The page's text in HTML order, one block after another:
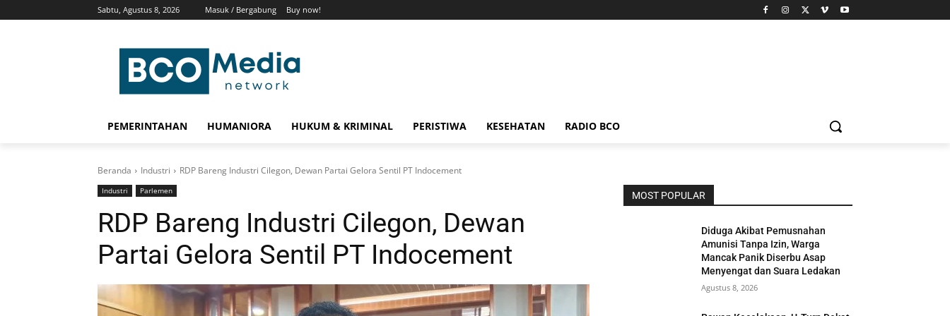
Sabtu, Agustus 8, 2026 Masuk / Bergabung Buy now!
PEMERINTAHAN HUMANIORA HUKUM & KRIMINAL PERISTIWA KESEHATAN RADIO BCO
Beranda Industri RDP Bareng Industri Cilegon, Dewan Partai Gelora Sentil PT Indocement
Industri Parlemen
RDP Bareng Industri Cilegon, Dewan
Partai Gelora Sentil PT Indocement
MOST POPULAR
Diduga Akibat Pemusnahan
Amunisi Tanpa Izin, Warga
Mancak Panik Diserbu Asap
Menyengat dan Suara Ledakan
Agustus 8, 2026